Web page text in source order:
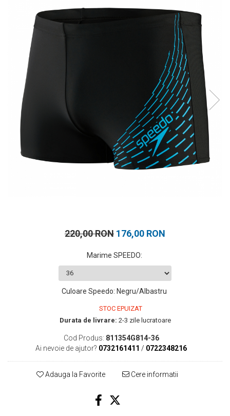
Accesorii inot
Genti si rucsacuri
Tricouri, pantaloni, bluze
Costume profesionale inot
220,00 RON 176,00 RON
Marime SPEEDO:
Culoare Speedo: Negru/Albastru
STOC EPUIZAT
Durata de livrare: 2-3 zile lucratoare
Cod Produs: 811354G814-36
Ai nevoie de ajutor? 0732161411 / 0722348216
Adauga la Favorite Cere informatii